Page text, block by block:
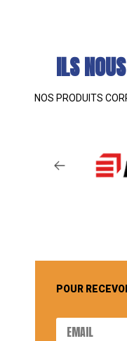
ILS
NOS PRODUITS
POUR